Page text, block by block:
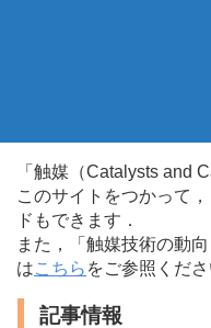
「触媒（Catalysts and
このサイトをつかって
ドもできます．
また，「触媒技術の動
はこちら をご参照くださ
記事情報